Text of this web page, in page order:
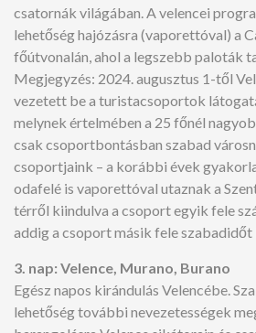
csatornák világában. A velencei
lehetőség hajózásra (vaporettóval) a
főútvonalán, ahol a legszebb paloták
Megjegyzés: 2024. augusztus 1-től
vezetett be a turistacsoportok
melynek értelmében a 25 főnél
csak csoportbontásban szabad
csoportjaink – a korábbi évek
odafelé is vaporettóval utaznak a
térről kiindulva a csoport egyik fele
addig a csoport másik fele szabadidőt
3. nap: Velence, Murano, Burano
Egész napos kirándulás Velencébe.
lehetőség további nevezetességek